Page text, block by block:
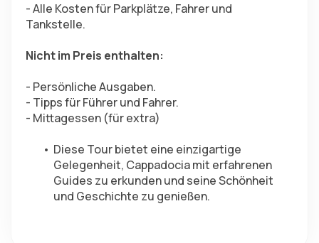
- Alle Kosten für Parkplätze, Fahrer und
Tankstelle.
Nicht im Preis enthalten:
- Persönliche Ausgaben.
- Tipps für Führer und Fahrer.
- Mittagessen (für extra)
Diese Tour bietet eine einzigartige
Gelegenheit, Cappadocia mit erfahrenen
Guides zu erkunden und seine Schönheit
und Geschichte zu genießen.